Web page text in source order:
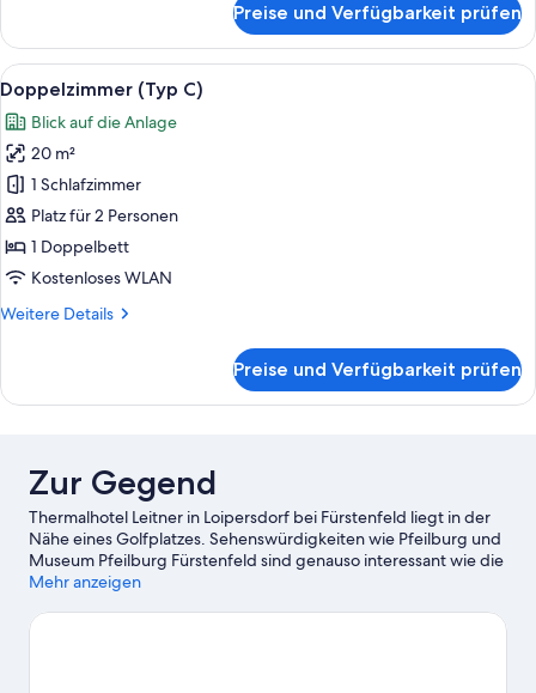
(Typ
B)
Preise und Verfügbarkeit prüfen
Alle
Fotos
für
Doppelzimmer
(Typ
C)
anzeigen
Ein modernes Hotelzimmer mit
5
Doppelzimmer (Typ C)
Blick auf die Anlage
20 m²
1 Schlafzimmer
Platz für 2 Personen
1 Doppelbett
Kostenloses WLAN
Weitere Details
Weitere
(Typ
Preise und Verfügbarkeit prüfen
Zur Gegend
Thermalhotel Leitner in Loipersdorf bei Fürstenfeld liegt in der
Nähe eines Golfplatzes. Sehenswürdigkeiten wie Pfeilburg und
Museum Pfeilburg Fürstenfeld sind genauso interessant wie die
Attraktionen der Region, zu denen Therme Loipersdorf und
dem Golfplatz in der Nähe deinem Hobby oder erlebe auf den
Mehr anzeigen